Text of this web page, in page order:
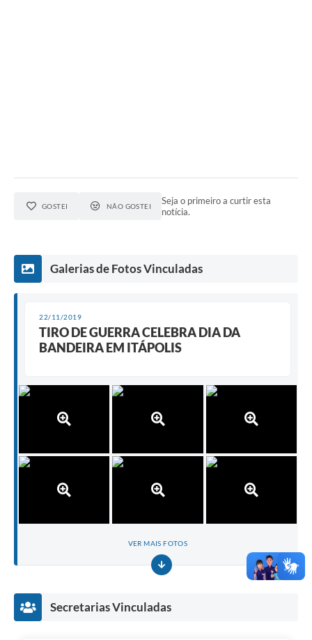
GOSTEI NÃO GOSTEI
Seja o primeiro a curtir esta
notícia.
Galerias de Fotos Vinculadas
22/11/2019
TIRO DE GUERRA CELEBRA DIA DA
BANDEIRA EM ITÁPOLIS
VER MAIS FOTOS
Secretarias Vinculadas